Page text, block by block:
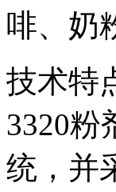
啡、奶
技术特
3320粉
统，并